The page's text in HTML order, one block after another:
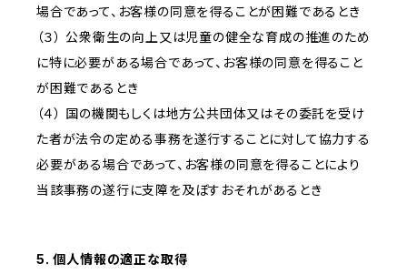
場合であって、お客様の同意を得ることが困難であるとき
（３） 公衆衛生の向上又は児童の健全な育成の推進のため
に特に必要がある場合であって、お客様の同意を得ること
が困難であるとき
（４） 国の機関もしくは地方公共団体又はその委託を受け
た者が法令の定める事務を遂行することに対して協力する
必要がある場合であって、お客様の同意を得ることにより
当該事務の遂行に支障を及ぼすおそれがあるとき
5. 個人情報の適正な取得